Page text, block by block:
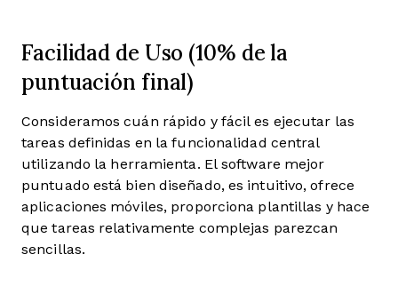
Facilidad de Uso (10% de la
puntuación final)
Consideramos cuán rápido y fácil es ejecutar las
tareas definidas en la funcionalidad central
utilizando la herramienta. El software mejor
puntuado está bien diseñado, es intuitivo, ofrece
aplicaciones móviles, proporciona plantillas y hace
que tareas relativamente complejas parezcan
sencillas.